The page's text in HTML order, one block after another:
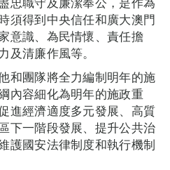
須得到中央信任和廣大澳門
意識、為民情懷、責任擔
及清廉作風等。
和團隊將全力編制明年的施
內容細化為明年的施政重
進經濟適度多元發展、高質
下一階段發展、提升公共治
護國安法律制度和執行機制